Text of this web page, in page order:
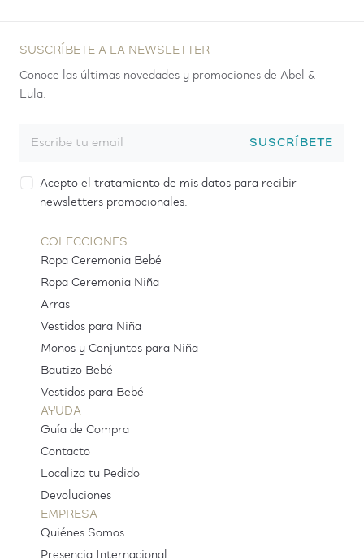
SUSCRÍBETE A LA NEWSLETTER
Conoce las últimas novedades y promociones de Abel &
Lula.
SUSCRÍBETE
Acepto el tratamiento de mis datos para recibir
newsletters promocionales.
COLECCIONES
Ropa Ceremonia Bebé
Ropa Ceremonia Niña
Arras
Vestidos para Niña
Monos y Conjuntos para Niña
Bautizo Bebé
Vestidos para Bebé
AYUDA
Guía de Compra
Contacto
Localiza tu Pedido
Devoluciones
EMPRESA
Quiénes Somos
Presencia Internacional